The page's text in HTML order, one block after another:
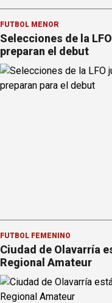
FÚTBOL MENOR
Selecciones de la
preparan el debut
FÚTBOL FEMENINO
Ciudad de Olavarría
Regional Amateur